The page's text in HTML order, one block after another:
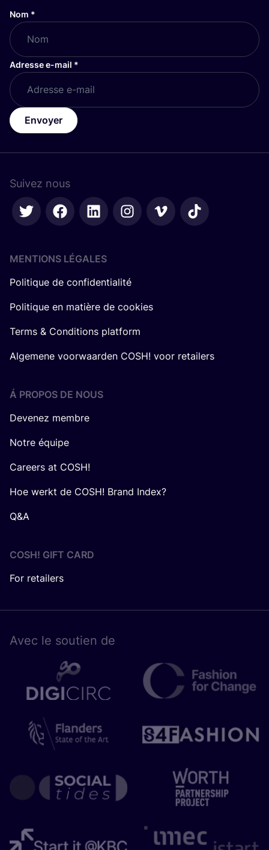
Nom *
Adresse e-mail *
Envoyer
Suivez nous
MENTIONS LÉGALES
Politique de confidentialité
Politique en matière de cookies
Terms & Conditions platform
Algemene voorwaarden COSH! voor retailers
Á PROPOS DE NOUS
Devenez membre
Notre équipe
Careers at COSH!
Hoe werkt de COSH! Brand Index?
Q&A
COSH! GIFT CARD
For retailers
Avec le sou­tien de